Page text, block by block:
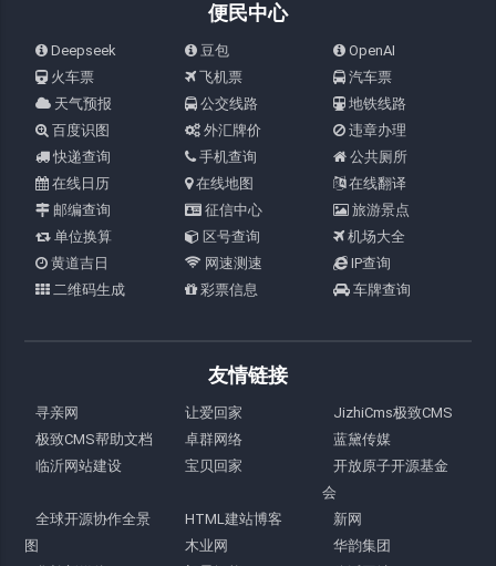
便民中心
Deepseek 豆包
OpenAI
火车票
飞机票
汽车票
天气预报
公交线路
地铁线路
百度识图
外汇牌价
违章办理
快递查询
手机查询
公共厕所
在线日历
在线地图
在线翻译
邮编查询
征信中心
旅游景点
单位换算
区号查询
机场大全
黄道吉日
网速测速
IP查询
二维码生成
彩票信息 车牌查询
友情链接
寻亲网 让爱回家
JizhiCms极致CMS
极致CMS帮助文档
卓群网络
蓝黛传媒
临沂网站建设
宝贝回家
开放原子开源基金
会
全球开源协作全景
图
HTML建站博客
新网
木业网
华韵集团